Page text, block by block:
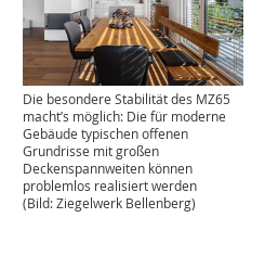
Die besondere Stabilität des MZ65
macht’s möglich: Die für moderne
Gebäude typischen offenen
Grundrisse mit großen
Deckenspannweiten können
problemlos realisiert werden
(Bild: Ziegelwerk Bellenberg)